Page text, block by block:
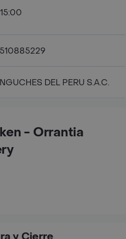
DEL PERU S.A.C.
- Orrantia